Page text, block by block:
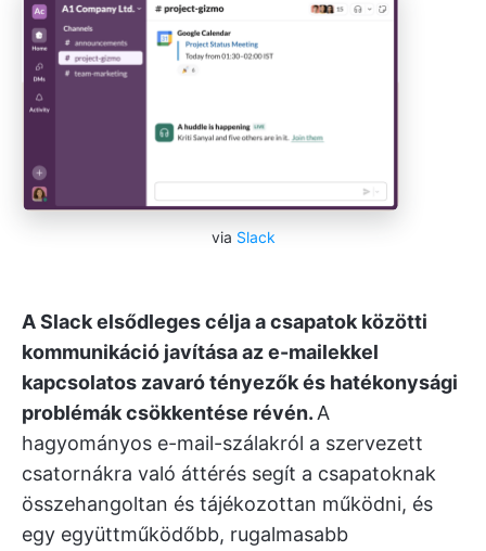
via Slack
A Slack elsődleges célja a csapatok közötti
kommunikáció javítása az e-mailekkel
kapcsolatos zavaró tényezők és hatékonysági
problémák csökkentése révén. A
hagyományos e-mail-szálakról a szervezett
csatornákra való áttérés segít a csapatoknak
összehangoltan és tájékozottan működni, és
egy együttműködőbb, rugalmasabb